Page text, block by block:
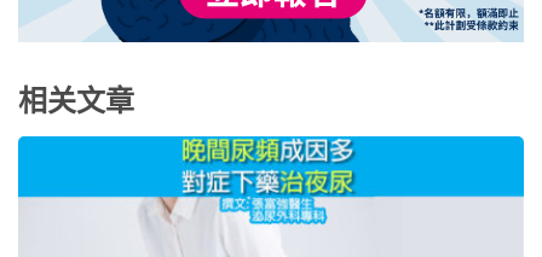
相关文章